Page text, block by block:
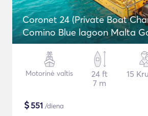
Coronet 24 (Private Boat
Comino Blue lagoon Malta
Motorinė valtis
24 ft
7 m
15
$551 /diena